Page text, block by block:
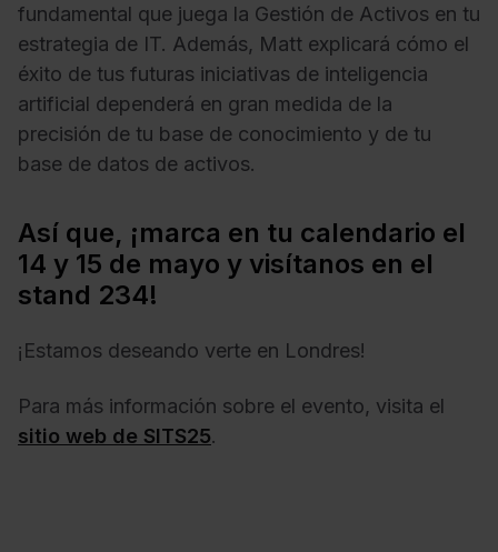
fundamental que juega la Gestión de Activos en tu
estrategia de IT. Además, Matt explicará cómo el
éxito de tus futuras iniciativas de inteligencia
artificial dependerá en gran medida de la
precisión de tu base de conocimiento y de tu
base de datos de activos.
Así que, ¡marca en tu calendario el
14 y 15 de mayo y visítanos en el
stand 234!
¡Estamos deseando verte en Londres!
Para más información sobre el evento, visita el
sitio web de SITS25.